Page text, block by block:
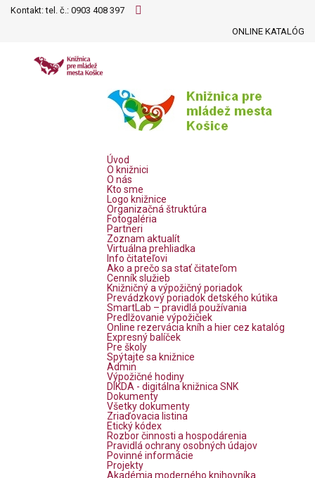
Kontakt: tel. č.: 0903 408 397
ONLINE KATALÓG
Úvod
O knižnici
O nás
Kto sme
Logo knižnice
Organizačná štruktúra
Fotogaléria
Partneri
Zoznam aktualít
Virtuálna prehliadka
Info čitateľovi
Ako a prečo sa stať čitateľom
Cenník služieb
Knižničný a výpožičný poriadok
Prevádzkový poriadok detského kútika
SmartLab – pravidlá používania
Predlžovanie výpožičiek
Online rezervácia kníh a hier cez katalóg
Expresný balíček
Pre školy
Spýtajte sa knižnice
Admin
Výpožičné hodiny
DIKDA - digitálna knižnica SNK
Dokumenty
Všetky dokumenty
Zriaďovacia listina
Etický kódex
Rozbor činnosti a hospodárenia
Pravidlá ochrany osobných údajov
Povinné informácie
Projekty
Akadémia moderného knihovníka